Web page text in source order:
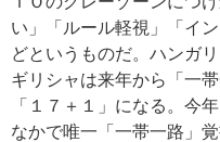
い」「ルール軽視」「イ
どというものだ。ハンガ
ギリシャは来年から「一
「１７＋１」になる。今
なかで唯一「一帯一路」